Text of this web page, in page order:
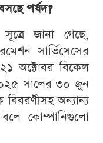
পর্ষদ?
জানা গেছে,
সার্ভিসেসের
অক্টোবর বিকেল
সালের ৩০ জুন
বিবরণীসহ অন্যান্য
কোম্পানিগুলো